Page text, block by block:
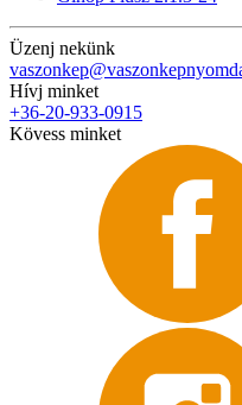
Üzenj nekünk
Hívj minket
+36-20-933-0915
Kövess minket